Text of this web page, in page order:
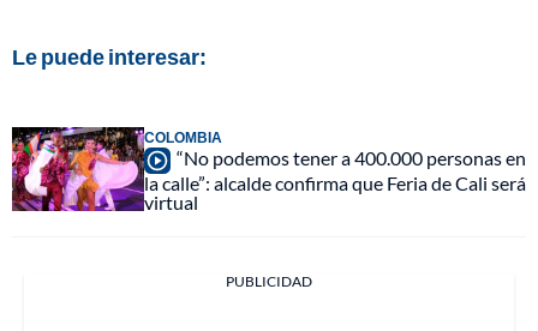
Le puede interesar:
COLOMBIA
“No podemos tener a 400.000 personas en
la calle”: alcalde confirma que Feria de Cali será
virtual
PUBLICIDAD